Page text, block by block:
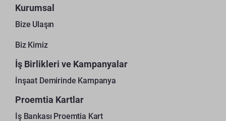
Kurumsal
Bize Ulaşın
Biz Kimiz
İş Birlikleri ve Kampanyalar
İnşaat Demirinde Kampanya
Proemtia Kartlar
İş Bankası Proemtia Kart